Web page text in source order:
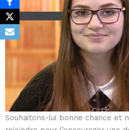
Souhaitons-lui bonne chance et